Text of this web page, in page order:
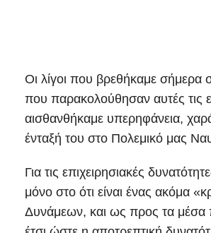
Οι λίγοι που βρεθήκαμε σήμερα
που παρακολούθησαν αυτές τις
αισθανθήκαμε υπερηφάνεια,
ένταξή του στο Πολεμικό μας
Για τις επιχειρησιακές
μόνο στο ότι είναι ένας ακόμα
Δυνάμεων, και ως προς τα μέσα